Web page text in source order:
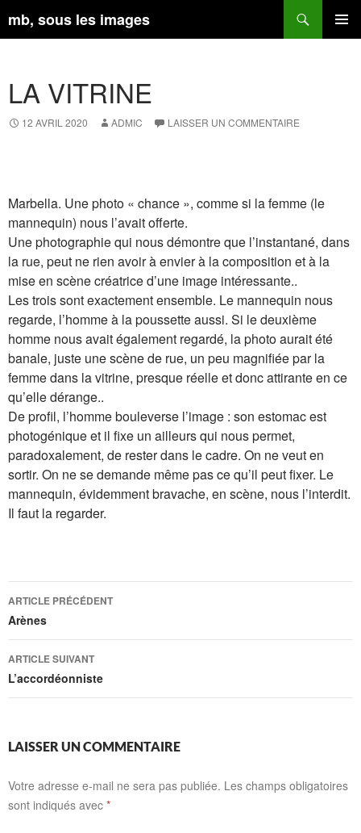
aumb, sous les images
LA VITRINE
12 AVRIL 2020 ADMIC LAISSER UN COMMENTAIRE
Marbella. Une photo « chance », comme si la femme (le
mannequin) nous l’avait offerte.
Une photographie qui nous démontre que l’instantané, dans
la rue, peut ne rien avoir à envier à la composition et à la
mise en scène créatrice d’une image intéressante..
Les trois sont exactement ensemble. Le mannequin nous
regarde, l’homme à la poussette aussi. Si le deuxième
homme nous avait également regardé, la photo aurait été
banale, juste une scène de rue, un peu magnifiée par la
femme dans la vitrine, presque réelle et donc attirante en ce
qu’elle dérange..
De profil, l’homme bouleverse l’image : son estomac est
photogénique et il fixe un ailleurs qui nous permet,
paradoxalement, de rester dans le cadre. On ne veut en
sortir. On ne se demande même pas ce qu’il peut fixer. Le
mannequin, évidemment bravache, en scène, nous l’interdit.
Il faut la regarder.
Navigation
des
articles
ARTICLE PRÉCÉDENT
Arènes
ARTICLE SUIVANT
L’accordéonniste
LAISSER UN COMMENTAIRE
Votre adresse e-mail ne sera pas publiée. Les champs obligatoires
sont indiqués avec *